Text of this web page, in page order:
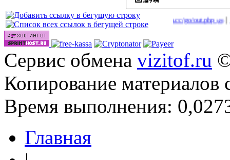
заработка в 2026 году(48)|http://onlinevideos.cc/go/out.php(49)|http://
Сервис обмена vizitof.ru
Копирование материалов
Время выполнения:
Главная